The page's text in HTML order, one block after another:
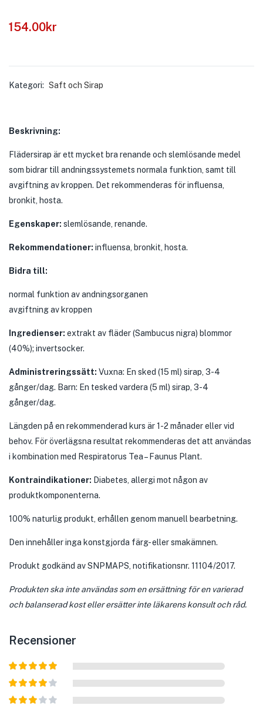
154.00kr
Kategori: Saft och Sirap
Beskrivning:
Flädersirap är ett mycket bra renande och slemlösande medel
som bidrar till andningssystemets normala funktion, samt till
avgiftning av kroppen. Det rekommenderas för influensa,
bronkit, hosta.
Egenskaper: slemlösande, renande.
Rekommendationer: influensa, bronkit, hosta.
Bidra till:
normal funktion av andningsorganen
avgiftning av kroppen
Ingredienser: extrakt av fläder (Sambucus nigra) blommor
(40%); invertsocker.
Administreringssätt: Vuxna: En sked (15 ml) sirap, 3-4
gånger/dag. Barn: En tesked vardera (5 ml) sirap, 3-4
gånger/dag.
Längden på en rekommenderad kurs är 1-2 månader eller vid
behov. För överlägsna resultat rekommenderas det att användas
i kombination med Respiratorus Tea – Faunus Plant.
Kontraindikationer: Diabetes, allergi mot någon av
produktkomponenterna.
100% naturlig produkt, erhållen genom manuell bearbetning.
Den innehåller inga konstgjorda färg- eller smakämnen.
Produkt godkänd av SNPMAPS, notifikationsnr. 11104/2017.
Produkten ska inte användas som en ersättning för en varierad
och balanserad kost eller ersätter inte läkarens konsult och råd.
Recensioner
Betygsatt5
av 5
Betygsatt